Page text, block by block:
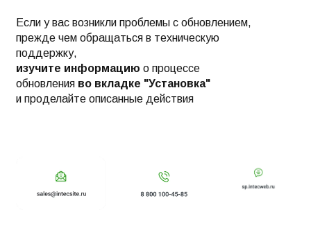
Если у вас возникли проблемы с обновлением,
прежде чем обращаться в техническую
поддержку,
изучите информацию о процессе
обновления во вкладке "Установка"
и проделайте описанные действия